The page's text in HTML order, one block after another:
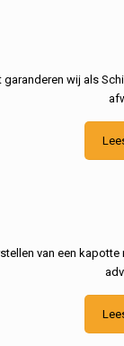
wij als
van een